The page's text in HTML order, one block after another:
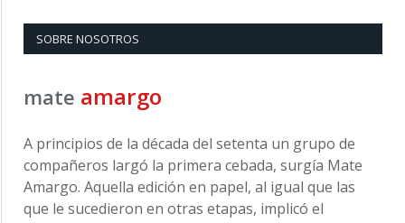
SOBRE NOSOTROS
mate amargo
A principios de la década del setenta un grupo de
compañeros largó la primera cebada, surgía Mate
Amargo. Aquella edición en papel, al igual que las
que le sucedieron en otras etapas, implicó el